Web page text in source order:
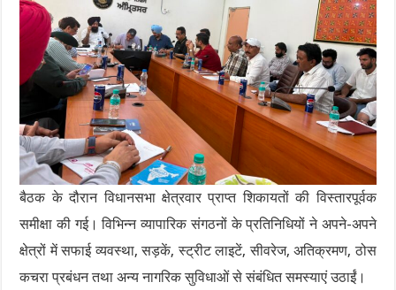
बैठक के दौरान विधानसभा क्षेत्रवार प्राप्त शिकायतों की विस्तारपूर्वक
समीक्षा की गई। विभिन्न व्यापारिक संगठनों के प्रतिनिधियों ने अपने-अपने
क्षेत्रों में सफाई व्यवस्था, सड़कें, स्ट्रीट लाइटें, सीवरेज, अतिक्रमण, ठोस
कचरा प्रबंधन तथा अन्य नागरिक सुविधाओं से संबंधित समस्याएं उठाईं।